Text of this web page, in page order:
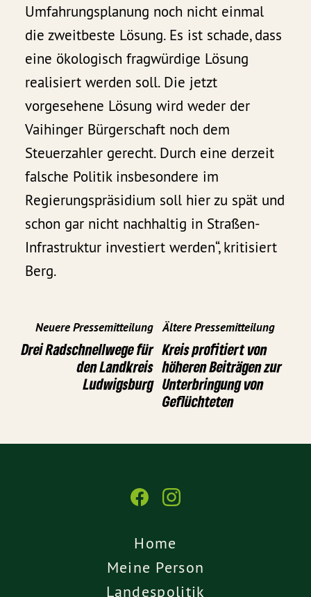
Umfahrungsplanung noch nicht einmal
die zweitbeste Lösung. Es ist schade, dass
eine ökologisch fragwürdige Lösung
realisiert werden soll. Die jetzt
vorgesehene Lösung wird weder der
Vaihinger Bürgerschaft noch dem
Steuerzahler gerecht. Durch eine derzeit
falsche Politik insbesondere im
Regierungspräsidium soll hier zu spät und
schon gar nicht nachhaltig in Straßen-
Infrastruktur investiert werden“, kritisiert
Berg.
Neuere Pressemitteilung
Drei Radschnellwege für
den Landkreis
Ludwigsburg
Ältere Pressemitteilung
Kreis profitiert von
höheren Beiträgen zur
Unterbringung von
Geflüchteten
Home
Meine Person
Landespolitik